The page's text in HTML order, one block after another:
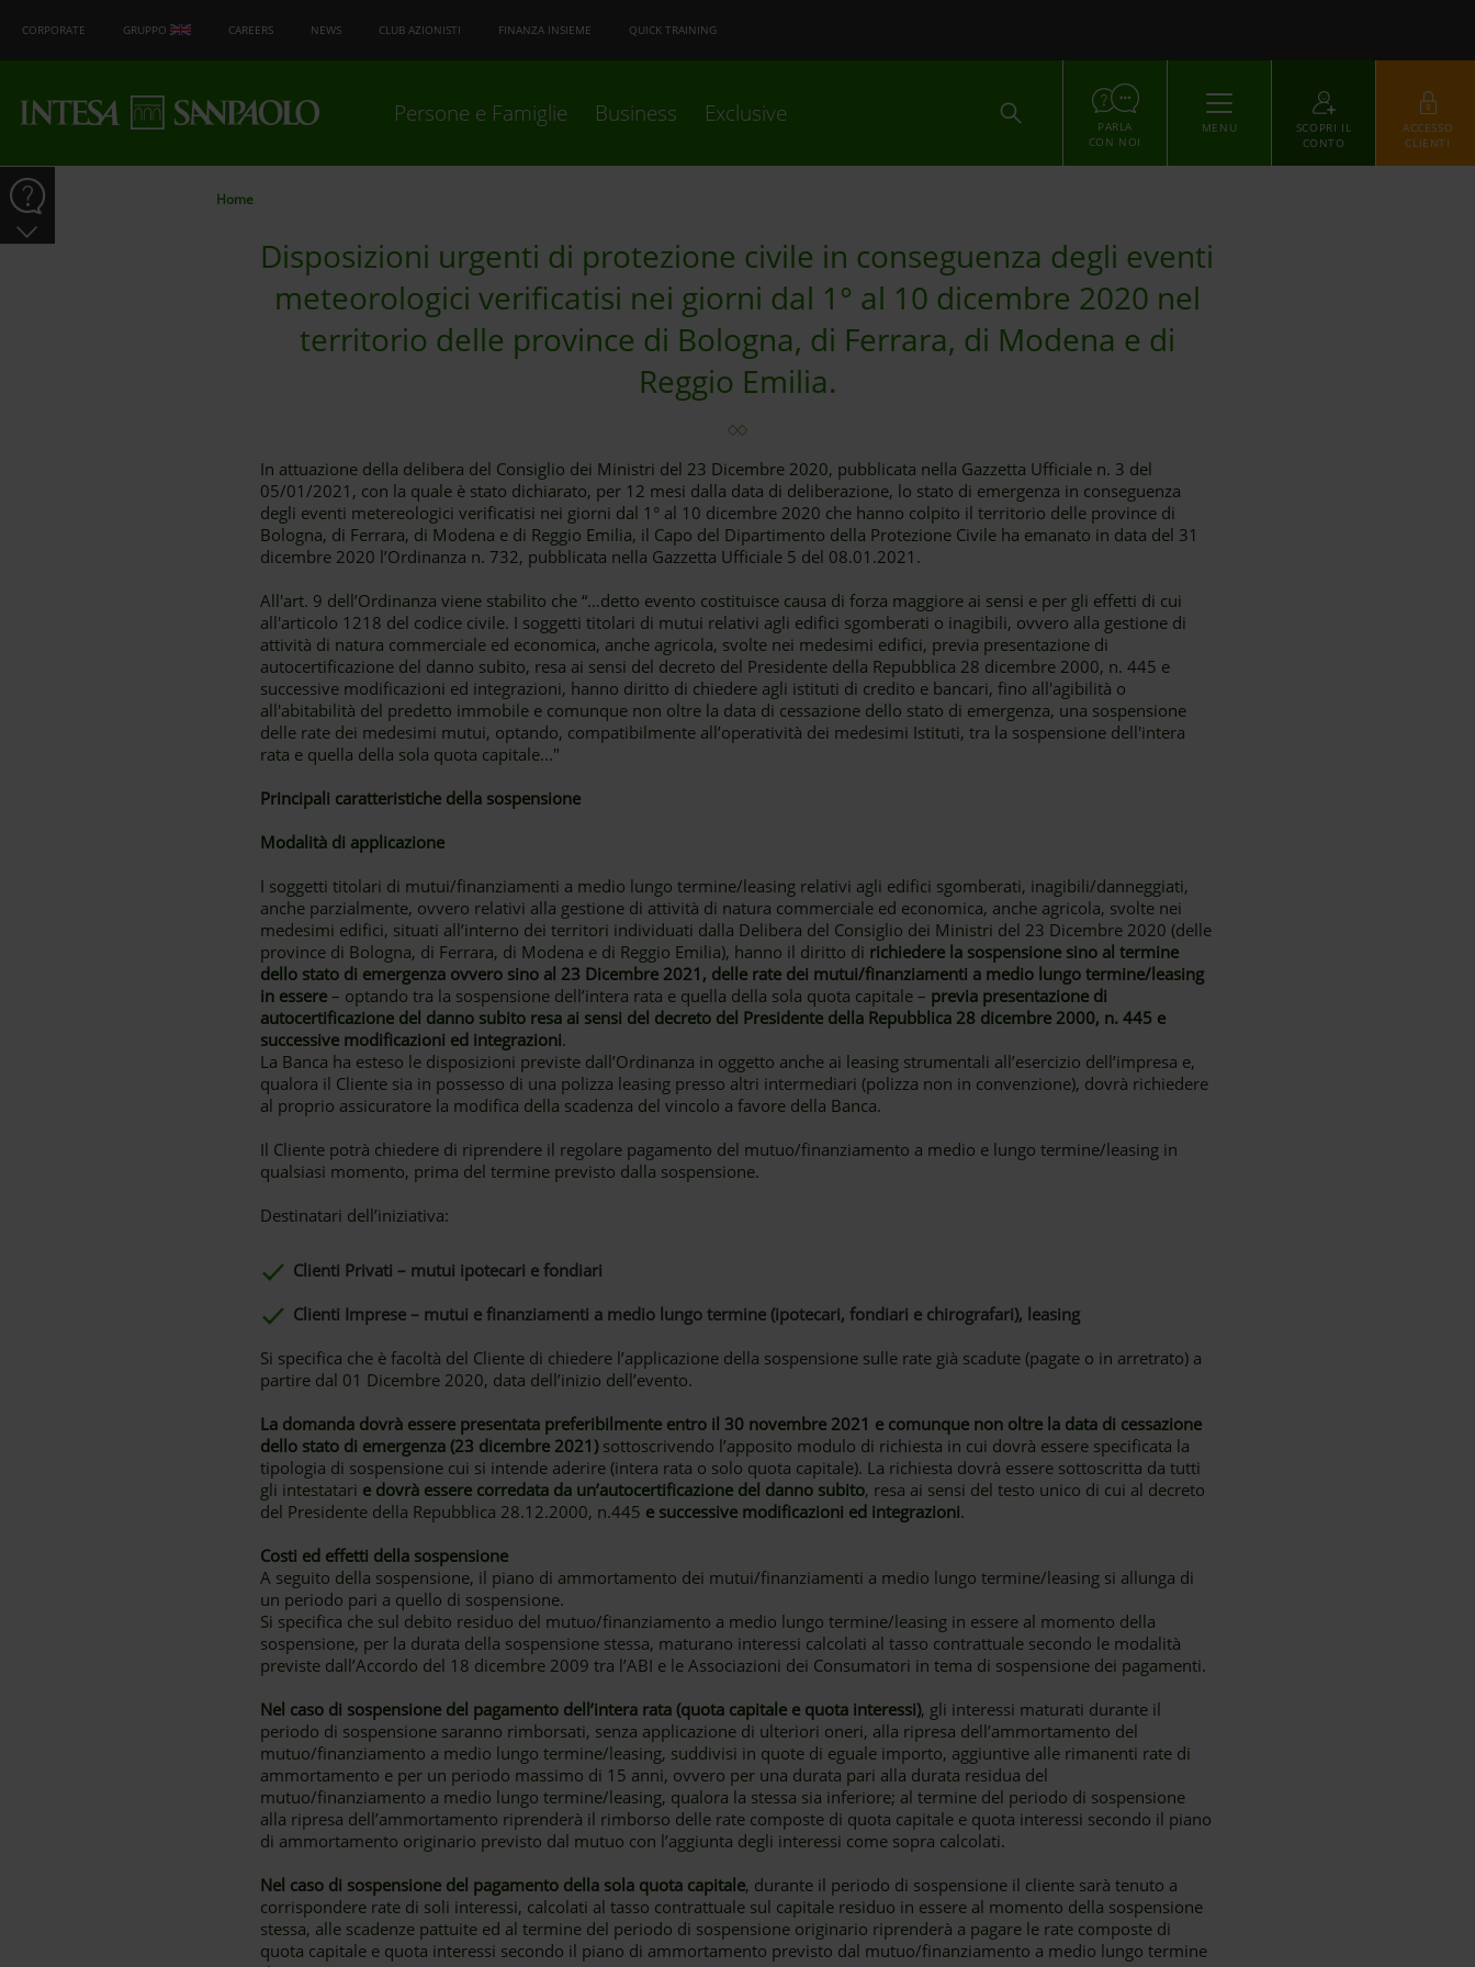
CORPORATE GRUPPO CAREERS NEWS CLUB AZIONISTI FINANZA INSIEME QUICK TRAINING
Persone e Famiglie Business Exclusive ACCEDI
PARLA
CON NOI
MENU
SCOPRI IL
CONTO
ACCESSO
CLIENTI
Home
Disposizioni urgenti di protezione civile in conseguenza degli eventi
meteorologici verificatisi nei giorni dal 1° al 10 dicembre 2020 nel
territorio delle province di Bologna, di Ferrara, di Modena e di
Reggio Emilia.
In attuazione della delibera del Consiglio dei Ministri del 23 Dicembre 2020, pubblicata nella Gazzetta Ufficiale n. 3 del
05/01/2021, con la quale è stato dichiarato, per 12 mesi dalla data di deliberazione, lo stato di emergenza in conseguenza
degli eventi metereologici verificatisi nei giorni dal 1° al 10 dicembre 2020 che hanno colpito il territorio delle province di
Bologna, di Ferrara, di Modena e di Reggio Emilia, il Capo del Dipartimento della Protezione Civile ha emanato in data del 31
dicembre 2020 l’Ordinanza n. 732, pubblicata nella Gazzetta Ufficiale 5 del 08.01.2021.
All'art. 9 dell’Ordinanza viene stabilito che “…detto evento costituisce causa di forza maggiore ai sensi e per gli effetti di cui
all'articolo 1218 del codice civile. I soggetti titolari di mutui relativi agli edifici sgomberati o inagibili, ovvero alla gestione di
attività di natura commerciale ed economica, anche agricola, svolte nei medesimi edifici, previa presentazione di
autocertificazione del danno subito, resa ai sensi del decreto del Presidente della Repubblica 28 dicembre 2000, n. 445 e
successive modificazioni ed integrazioni, hanno diritto di chiedere agli istituti di credito e bancari, fino all'agibilità o
all'abitabilità del predetto immobile e comunque non oltre la data di cessazione dello stato di emergenza, una sospensione
delle rate dei medesimi mutui, optando, compatibilmente all’operatività dei medesimi Istituti, tra la sospensione dell'intera
rata e quella della sola quota capitale..."
Principali caratteristiche della sospensione
Modalità di applicazione
I soggetti titolari di mutui/finanziamenti a medio lungo termine/leasing relativi agli edifici sgomberati, inagibili/danneggiati,
anche parzialmente, ovvero relativi alla gestione di attività di natura commerciale ed economica, anche agricola, svolte nei
medesimi edifici, situati all’interno dei territori individuati dalla Delibera del Consiglio dei Ministri del 23 Dicembre 2020 (delle
province di Bologna, di Ferrara, di Modena e di Reggio Emilia), hanno il diritto di richiedere la sospensione sino al termine
dello stato di emergenza ovvero sino al 23 Dicembre 2021, delle rate dei mutui/finanziamenti a medio lungo termine/leasing
in essere– optando tra la sospensione dell’intera rata e quella della sola quota capitale – previa presentazione di
autocertificazione del danno subito resa ai sensi del decreto del Presidente della Repubblica 28 dicembre 2000, n. 445 e
successive modificazioni ed integrazioni.
La Banca ha esteso le disposizioni previste dall’Ordinanza in oggetto anche ai leasing strumentali all’esercizio dell’impresa e,
qualora il Cliente sia in possesso di una polizza leasing presso altri intermediari (polizza non in convenzione), dovrà richiedere
al proprio assicuratore la modifica della scadenza del vincolo a favore della Banca.
Il Cliente potrà chiedere di riprendere il regolare pagamento del mutuo/finanziamento a medio e lungo termine/leasing in
qualsiasi momento, prima del termine previsto dalla sospensione.
Destinatari dell’iniziativa:
Clienti Privati – mutui ipotecari e fondiari
Clienti Imprese – mutui e finanziamenti a medio lungo termine (ipotecari, fondiari e chirografari), leasing
Si specifica che è facoltà del Cliente di chiedere l’applicazione della sospensione sulle rate già scadute (pagate o in arretrato) a
partire dal 01 Dicembre 2020, data dell’inizio dell’evento.
La domanda dovrà essere presentata preferibilmente entro il 30 novembre 2021 e comunque non oltre la data di cessazione
dello stato di emergenza (23 dicembre 2021)sottoscrivendo l’apposito modulo di richiesta in cui dovrà essere specificata la
tipologia di sospensione cui si intende aderire (intera rata o solo quota capitale). La richiesta dovrà essere sottoscritta da tutti
gli intestatari e dovrà essere corredata da un’autocertificazione del danno subito, resa ai sensi del testo unico di cui al decreto
del Presidente della Repubblica 28.12.2000, n.445 e successive modificazioni ed integrazioni.
Costi ed effetti della sospensione
A seguito della sospensione, il piano di ammortamento dei mutui/finanziamenti a medio lungo termine/leasing si allunga di
un periodo pari a quello di sospensione.
Si specifica che sul debito residuo del mutuo/finanziamento a medio lungo termine/leasing in essere al momento della
sospensione, per la durata della sospensione stessa, maturano interessi calcolati al tasso contrattuale secondo le modalità
previste dall’Accordo del 18 dicembre 2009 tra l’ABI e le Associazioni dei Consumatori in tema di sospensione dei pagamenti.
Nel caso di sospensione del pagamento dell’intera rata (quota capitale e quota interessi), gli interessi maturati durante il
periodo di sospensione saranno rimborsati, senza applicazione di ulteriori oneri, alla ripresa dell’ammortamento del
mutuo/finanziamento a medio lungo termine/leasing, suddivisi in quote di eguale importo, aggiuntive alle rimanenti rate di
ammortamento e per un periodo massimo di 15 anni, ovvero per una durata pari alla durata residua del
mutuo/finanziamento a medio lungo termine/leasing, qualora la stessa sia inferiore; al termine del periodo di sospensione
alla ripresa dell’ammortamento riprenderà il rimborso delle rate composte di quota capitale e quota interessi secondo il piano
di ammortamento originario previsto dal mutuo con l’aggiunta degli interessi come sopra calcolati.
Nel caso di sospensione del pagamento della sola quota capitale, durante il periodo di sospensione il cliente sarà tenuto a
corrispondere rate di soli interessi, calcolati al tasso contrattuale sul capitale residuo in essere al momento della sospensione
stessa, alle scadenze pattuite ed al termine del periodo di sospensione originario riprenderà a pagare le rate composte di
quota capitale e quota interessi secondo il piano di ammortamento previsto dal mutuo/finanziamento a medio lungo termine